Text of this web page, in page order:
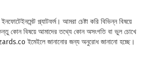
প্ল্যাটফর্ম। আমরা চেষ্টা করি বিভিন্ন বিষয়ে
কোন বিষয়ে আমাদের তথ্যে কোন অসংগতি বা ভুল চোখে
ইমেইলে জানানোর জন্য অনুরোধ জানানো হচ্ছে।